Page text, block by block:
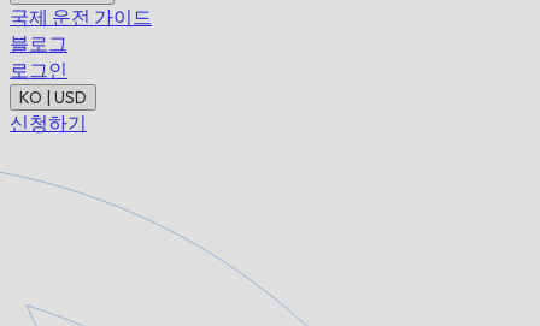
국제 운전 가이드
블로그
로그인
KO | USD
신청하기